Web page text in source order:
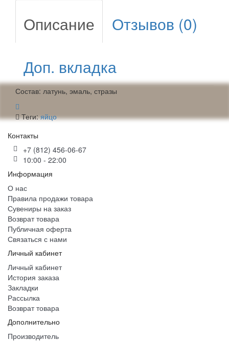
Описание
Отзывов (0)
Доп. вкладка
Состав: латунь, эмаль, стразы
Теги:яйцо
Контакты
+7 (812) 456-06-67
10:00 - 22:00
Информация
О нас
Правила продажи товара
Сувениры на заказ
Возврат товара
Публичная оферта
Связаться с нами
Личный кабинет
Личный кабинет
История заказа
Закладки
Рассылка
Возврат товара
Дополнительно
Производитель